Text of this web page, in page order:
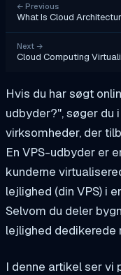
← Previous
What Is Cloud
Next →
Cloud Computing
Hvis du har søgt
udbyder?", søger du
virksomheder, der
En VPS-udbyder er
kunderne
lejlighed (din VPS) i
Selvom du deler
lejlighed dedikerede
I denne artikel ser vi